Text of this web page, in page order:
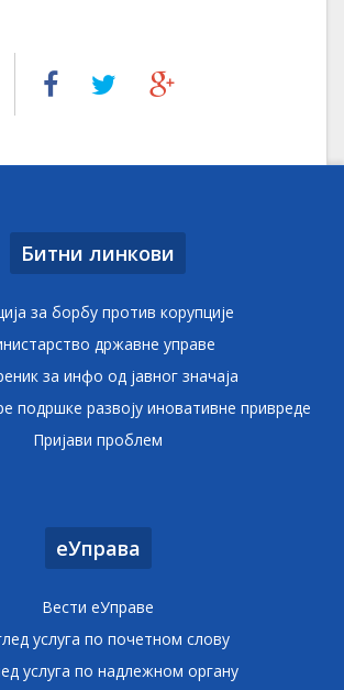
Битни линкови
за борбу против корупције
државне управе
за инфо од јавног значаја
подршке развоју иновативне привреде
Пријави проблем
еУправа
Вести еУправе
услуга по почетном слову
услуга по надлежном органу